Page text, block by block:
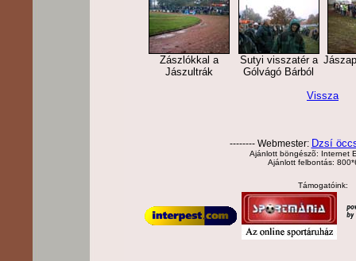
Zászlókkal a
Jászultrák
Sutyi visszatér a
Gólvágó Bárból
Vissza
-------- Webmester: Dzsí
Ajánlott böngészõ: Internet
Ajánlott felbontás:
Támogatóink: